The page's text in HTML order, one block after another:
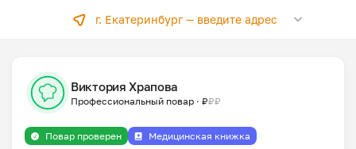
г. Екатеринбург —введите адрес
Виктория Храпова
Профессиональный повар · ₽₽₽
Повар проверен Медицинская книжка